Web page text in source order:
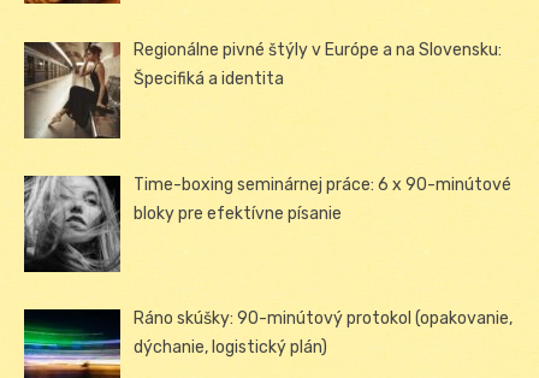
Regionálne pivné štýly v Európe a na Slovensku:
Špecifiká a identita
Time-boxing seminárnej práce: 6 x 90-minútové
bloky pre efektívne písanie
Ráno skúšky: 90-minútový protokol (opakovanie,
dýchanie, logistický plán)